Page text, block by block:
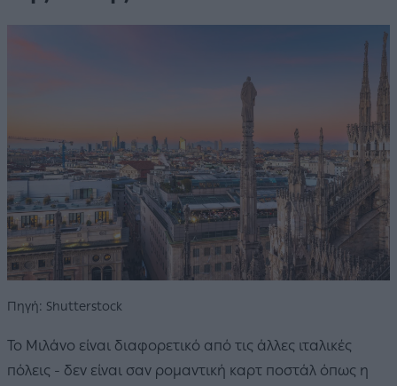
Πηγή: Shutterstock
Το Μιλάνο είναι διαφορετικό από τις άλλες ιταλικές
πόλεις - δεν είναι σαν ρομαντική καρτ ποστάλ όπως η